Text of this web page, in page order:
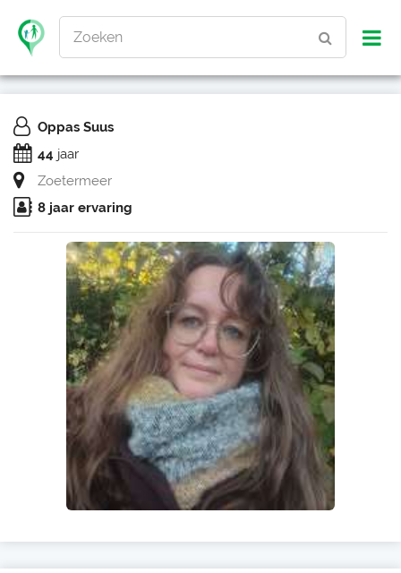
Zoeken
Oppas Suus
44 jaar
Zoetermeer
8 jaar ervaring